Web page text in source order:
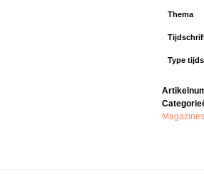
Thema
Type
Magazines